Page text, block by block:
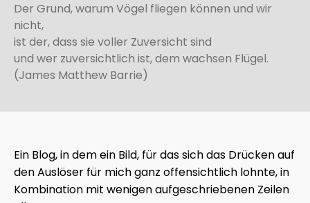
Der Grund, warum Vögel fliegen können und wir
nicht,
ist der, dass sie voller Zuversicht sind
und wer zuversichtlich ist, dem wachsen Flügel.
(James Matthew Barrie)
Ein Blog, in dem ein Bild, für das sich das Drücken auf
den Auslöser für mich ganz offensichtlich lohnte, in
Kombination mit wenigen aufgeschriebenen Zeilen